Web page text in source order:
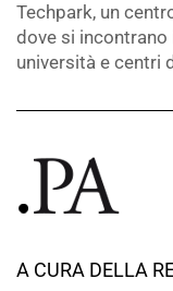
Techpark, un
dove si
università e centri
A CURA DELLA